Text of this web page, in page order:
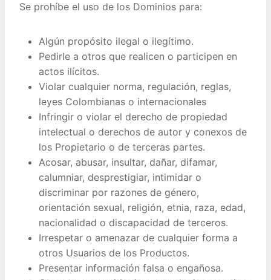
Se prohíbe el uso de los Dominios para:
Algún propósito ilegal o ilegítimo.
Pedirle a otros que realicen o participen en
actos ilícitos.
Violar cualquier norma, regulación, reglas,
leyes Colombianas o internacionales
Infringir o violar el derecho de propiedad
intelectual o derechos de autor y conexos de
los Propietario o de terceras partes.
Acosar, abusar, insultar, dañar, difamar,
calumniar, desprestigiar, intimidar o
discriminar por razones de género,
orientación sexual, religión, etnia, raza, edad,
nacionalidad o discapacidad de terceros.
Irrespetar o amenazar de cualquier forma a
otros Usuarios de los Productos.
Presentar información falsa o engañosa.